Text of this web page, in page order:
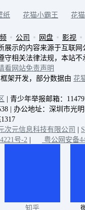
纸 花猫小霸王 花
公司 网盘 影视
展示的内容来源于互联网
守相关法律法规，本站不
看网站免责声明
框架开发，部分数据由 花
| 青少年举报邮箱：
| 办公地址：深圳市光
次元信息科技有限公司
号-2 粤公网安备
知乎